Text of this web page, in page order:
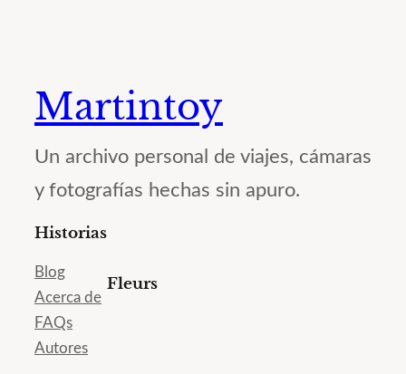
Martintoy
Un archivo personal de viajes, cámaras
y fotografías hechas sin apuro.
Historias
Blog
Acerca de
FAQs
Autores
Fleurs